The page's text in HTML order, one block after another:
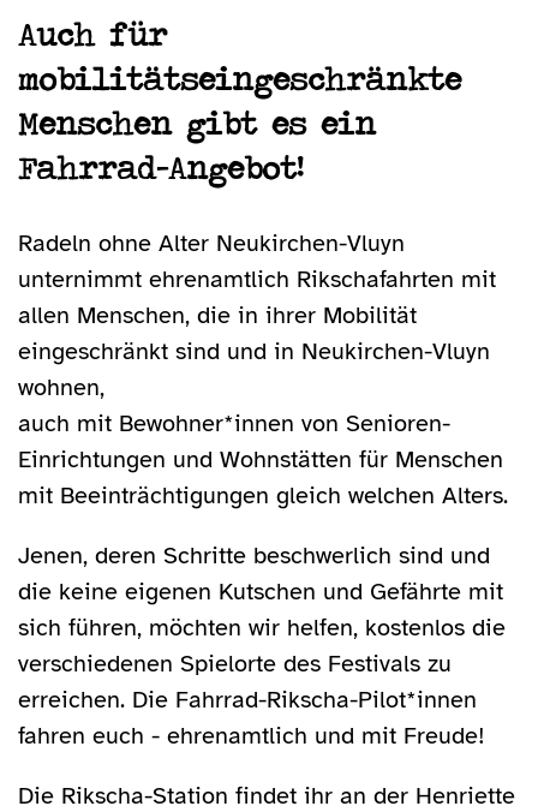
Auch für
mobilitätseingeschränkte
Menschen gibt es ein
Fahrrad-Angebot!
Radeln ohne Alter Neukirchen-Vluyn
unternimmt ehrenamtlich Rikschafahrten mit
allen Menschen, die in ihrer Mobilität
eingeschränkt sind und in Neukirchen-Vluyn
wohnen,
auch mit Bewohner*innen von Senioren-
Einrichtungen und Wohnstätten für Menschen
mit Beeinträchtigungen gleich welchen Alters.
Jenen, deren Schritte beschwerlich sind und
die keine eigenen Kutschen und Gefährte mit
sich führen, möchten wir helfen, kostenlos die
verschiedenen Spielorte des Festivals zu
erreichen. Die Fahrrad-Rikscha-Pilot*innen
fahren euch - ehrenamtlich und mit Freude!
Die Rikscha-Station findet ihr an der Henriette